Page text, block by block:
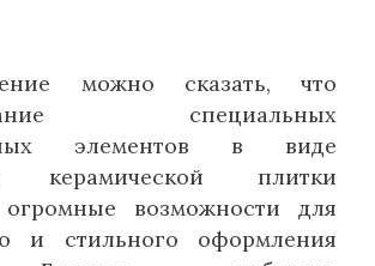
можно сказать, что
специальных
элементов в виде
керамической плитки
огромные возможности для
и стильного оформления